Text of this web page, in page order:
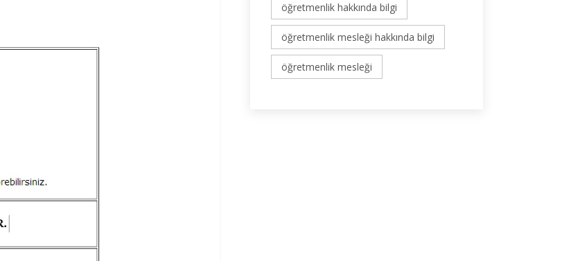
öğretmenlik hakkında bilgi
öğretmenlik mesleği hakkında bilgi
öğretmenlik mesleği